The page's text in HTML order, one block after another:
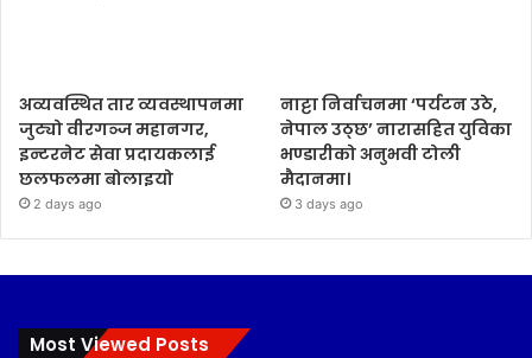
अव्यवस्थित तार व्यवस्थापनमा
जुट्यो वीरगञ्ज महानगर,
इन्टरनेट सेवा प्रदायकलाई
छलफलमा बोलाइयो
2 days ago
नाट्टा निर्वाचनमा ‘पर्यटन उठे,
नेपाल उठ्छ’ नारासहित युविका
भण्डारीको अनुभवी टोली
मैदानमा।
3 days ago
Most Viewed Posts